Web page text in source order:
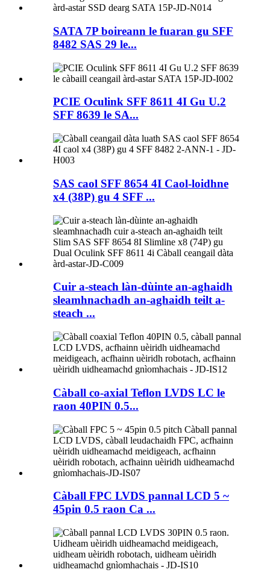
SATA 7P boireann le fuaran gu SFF
8482 SAS 29 le...
PCIE Oculink SFF 8611 4I Gu U.2
SFF 8639 le SA...
SAS caol SFF 8654 4I Caol-loidhne
x4 (38P) gu 4 SFF ...
Cuir a-steach làn-dùinte an-aghaidh
sleamhnachadh an-aghaidh teilt a-
steach ...
Càball co-axial Teflon LVDS LC le
raon 40PIN 0.5...
Càball FPC LVDS pannal LCD 5 ~
45pin 0.5 raon Ca ...